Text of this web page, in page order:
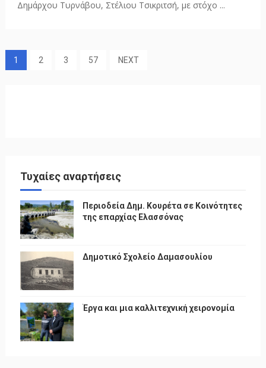
Δημάρχου Τυρνάβου, Στέλιου Τσικριτσή, με στόχο ...
1 2 3 57 NEXT
Τυχαίες αναρτήσεις
Περιοδεία Δημ. Κουρέτα σε Κοινότητες
της επαρχίας Ελασσόνας
Δημοτικό Σχολείο Δαμασουλίου
Έργα και μια καλλιτεχνική χειρονομία